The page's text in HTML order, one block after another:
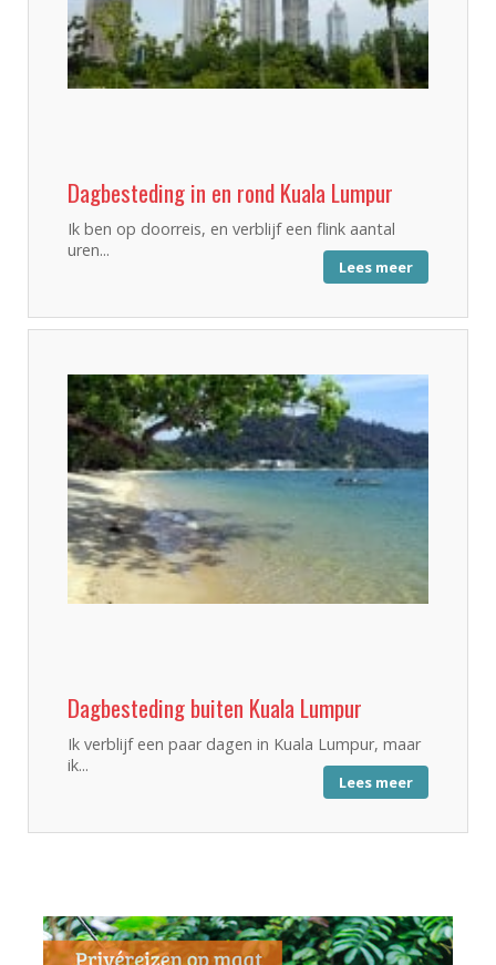
Dagbesteding in en rond Kuala Lumpur
Ik ben op doorreis, en verblijf een flink aantal
uren...
Lees meer
Dagbesteding buiten Kuala Lumpur
Ik verblijf een paar dagen in Kuala Lumpur, maar
ik...
Lees meer